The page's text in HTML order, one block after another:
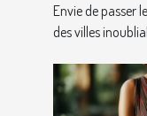
Envie de passer
des villes